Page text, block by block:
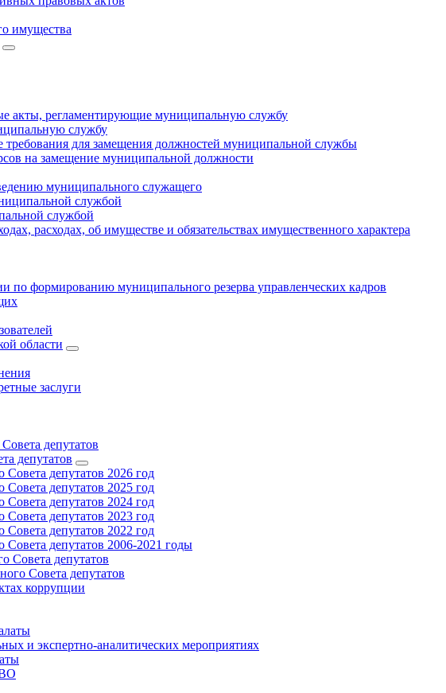
имущества
акты, регламентирующие муниципальную службу
службу
для замещения должностей муниципальной службы
на замещение муниципальной должности
муниципального служащего
службой
службой
расходах, об имуществе и обязательствах имущественного характера
по формированию муниципального резерва управленческих кадров
области
заслуги
депутатов
депутатов
депутатов 2026 год
депутатов 2025 год
депутатов 2024 год
депутатов 2023 год
депутатов 2022 год
депутатов 2006-2021 годы
Совета депутатов
Совета депутатов
коррупции
и экспертно-аналитических мероприятиях